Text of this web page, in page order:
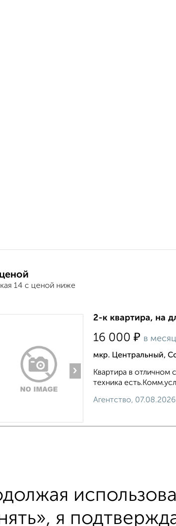
14 с ценой ниже
›
2-к квартира, на
16 000 ₽ в месяц
мкр. Центральный,
Квартира в отличном
техника
Агентство, 07.08.2026
на улице Первомайская С
С бытовой техникой С
я